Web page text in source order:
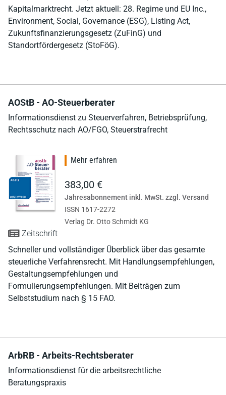
Kapitalmarktrecht. Jetzt aktuell: 28. Regime und EU Inc.,
Environment, Social, Governance (ESG), Listing Act,
Zukunftsfinanzierungsgesetz (ZuFinG) und
Standortfördergesetz (StoFöG).
AOStB - AO-Steuerberater
Informationsdienst zu Steuerverfahren, Betriebsprüfung,
Rechtsschutz nach AO/FGO, Steuerstrafrecht
Zeitschrift
Schneller und vollständiger Überblick über das gesamte
steuerliche Verfahrensrecht. Mit Handlungsempfehlungen,
Gestaltungsempfehlungen und
Formulierungsempfehlungen. Mit Beiträgen zum
Selbststudium nach § 15 FAO.
Mehr erfahren
383,00 €
Jahresabonnement inkl. MwSt. zzgl. Versand
ISSN 1617-2272
Verlag Dr. Otto Schmidt KG
ArbRB - Arbeits-Rechtsberater
Informationsdienst für die arbeitsrechtliche
Beratungspraxis